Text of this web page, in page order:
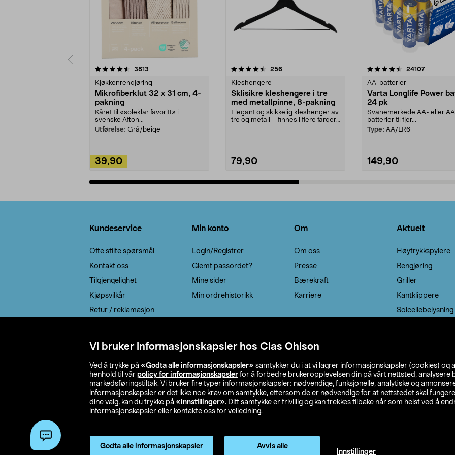
Vi bruker informasjonskapsler hos Clas Ohlson
Ved å trykke på «Godta alle informasjonskapsler» samtykker du i at vi lagrer informasjonskapsler (cookies) og
henhold til vår policy for informasjonskapsler for å forbedre brukeropplevelsen din på vårt nettsted, analysere
markedsføringstiltak. Vi bruker fire typer informasjonskapsler: nødvendige, funksjonelle, analytiske og
informasjonskapsler er det ikke noe krav om samtykke, ettersom de er nødvendige for at nettstedet skal
dine valg, kan du trykke på «Innstillinger». Ditt samtykke er frivillig og kan trekkes tilbake når som helst ved å
informasjonskapsler eller kontakte oss for veiledning.
Godta alle informasjonskapsler Avvis alle
Innstillinger
3813
Kjøkkenrengjøring
Mikrofiberklut 32 x 31 cm, 4-
pakning
Kåret til «soleklar favoritt» i
svenske Afton...
Utførelse: Grå/beige
39,90
4.5av 5 stjerner 256anmeldelser
Kleshengere
Sklisikre kleshengere i tre
med metallpinne, 8-pakning
Elegant og skikkelig kleshenger av
tre og metall – finnes i flere farger.
79,90
4.5av 5 stjerner 24107
AA-batterier
Varta Longlife Power
24 pk
Svanemerkede AA- eller
batterier til fjer...
Type: AA/LR6
149,90
4.5av 5 stjerner
Kundeservice
Ofte stilte spørsmål
Kontakt oss
Tilgjengelighet
Kjøpsvilkår
Retur / reklamasjon
Min konto
Login/Registrer
Glemt passordet?
Mine sider
Min ordrehistorikk
Om
Om oss
Presse
Bærekraft
Karriere
Aktuelt
Høytrykkspylere
Rengjøring
Griller
Kantklippere
Solcellebelysning